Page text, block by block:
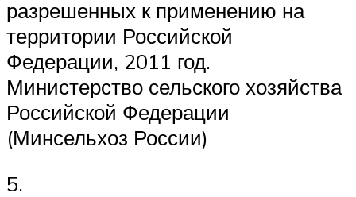
разрешенных к применению на
территории Российской
Федерации, 2011 год.
Министерство сельского хозяйства
Российской Федерации
(Минсельхоз России)
5.